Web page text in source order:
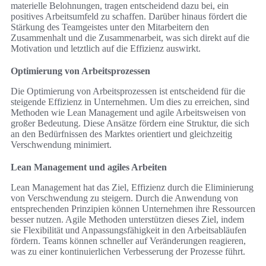
materielle Belohnungen, tragen entscheidend dazu bei, ein
positives Arbeitsumfeld zu schaffen. Darüber hinaus fördert die
Stärkung des Teamgeistes unter den Mitarbeitern den
Zusammenhalt und die Zusammenarbeit, was sich direkt auf die
Motivation und letztlich auf die Effizienz auswirkt.
Optimierung von Arbeitsprozessen
Die Optimierung von Arbeitsprozessen ist entscheidend für die
steigende Effizienz in Unternehmen. Um dies zu erreichen, sind
Methoden wie Lean Management und agile Arbeitsweisen von
großer Bedeutung. Diese Ansätze fördern eine Struktur, die sich
an den Bedürfnissen des Marktes orientiert und gleichzeitig
Verschwendung minimiert.
Lean Management und agiles Arbeiten
Lean Management hat das Ziel, Effizienz durch die Eliminierung
von Verschwendung zu steigern. Durch die Anwendung von
entsprechenden Prinzipien können Unternehmen ihre Ressourcen
besser nutzen. Agile Methoden unterstützen dieses Ziel, indem
sie Flexibilität und Anpassungsfähigkeit in den Arbeitsabläufen
fördern. Teams können schneller auf Veränderungen reagieren,
was zu einer kontinuierlichen Verbesserung der Prozesse führt.